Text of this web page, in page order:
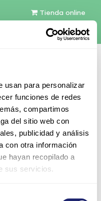
usan para personalizar
funciones de redes
compartimos
del sitio web con
publicidad y análisis
con otra información
hayan recopilado a
sus servicios.
Tienda online
Español
ESP, 4 Built-In GE,